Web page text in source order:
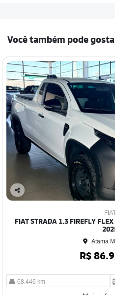
Você também pode
Co
lhe
FIAT STRADA 1.3 FIREFLY
Atama
R$
68.446 km